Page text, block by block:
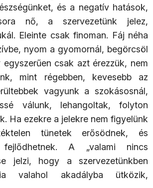
és a negatív hatások,
nő, a szervezetünk jelez,
Eleinte csak finoman. Fáj néha
nyom a gyomornál, begörcsöl
egyszerűen csak azt érezzük, nem
mint régebben, kevesebb az
vagyunk a szokásosnál,
válunk, lehangoltak, folyton
Ha ezekre a jelekre nem figyelünk
tünetek erősödnek, és
fejlődhetnek. A „valami nincs
jelzi, hogy a szervezetünkben
valahol akadályba ütközik,